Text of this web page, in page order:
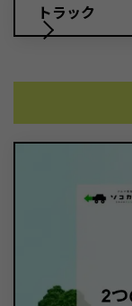
トラック